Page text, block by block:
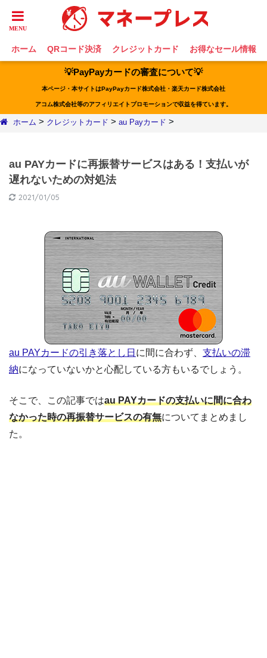
ホーム QRコード決済 クレジットカード お得なセール情報
💡PayPayカードの審査について💡
本ページ・本サイトはPayPayカード株式会社・楽天カード株式会社
アコム株式会社等のアフィリエイトプロモーションで収益を得ています。
ホーム > クレジットカード > au Payカード >
au PAYカードに再振替サービスはある！支払いが
遅れないための対処法
2021/01/05
au PAYカードの引き落とし日 に間に合わず、 支払いの滞
納になっていないかと心配している方もいるでしょう。
そこで、この記事ではau PAYカードの支払いに間に合わ
なかった時の再振替サービスの有無についてまとめまし
た。